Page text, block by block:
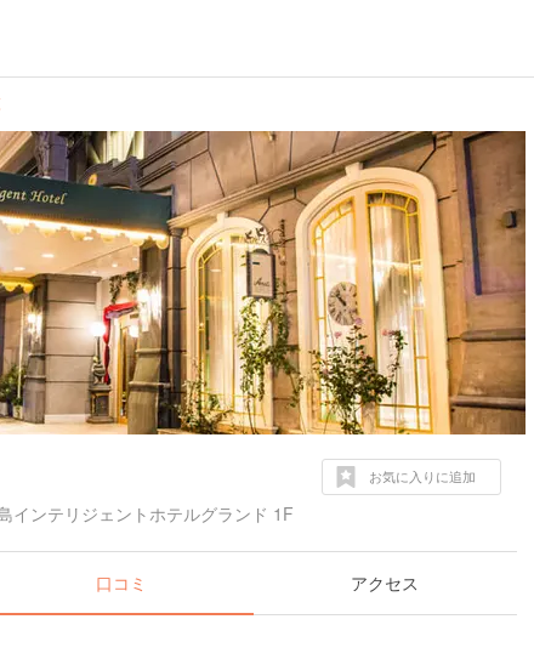
インテリジェントホテルグランド 1F
お気に入りに追加
口コミ アクセス